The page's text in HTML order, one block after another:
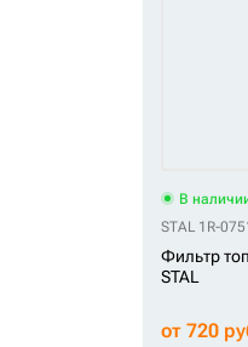
В
STAL 1R-
Фильтр
STAL
от 720